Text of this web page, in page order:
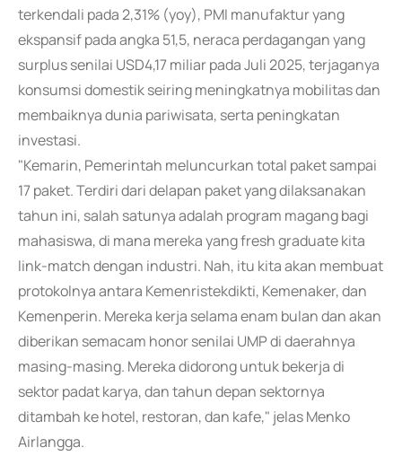
terkendali pada 2,31% (yoy), PMI manufaktur yang
ekspansif pada angka 51,5, neraca perdagangan yang
surplus senilai USD4,17 miliar pada Juli 2025, terjaganya
konsumsi domestik seiring meningkatnya mobilitas dan
membaiknya dunia pariwisata, serta peningkatan
investasi.
"Kemarin, Pemerintah meluncurkan total paket sampai
17 paket. Terdiri dari delapan paket yang dilaksanakan
tahun ini, salah satunya adalah program magang bagi
mahasiswa, di mana mereka yang fresh graduate kita
link-match dengan industri. Nah, itu kita akan membuat
protokolnya antara Kemenristekdikti, Kemenaker, dan
Kemenperin. Mereka kerja selama enam bulan dan akan
diberikan semacam honor senilai UMP di daerahnya
masing-masing. Mereka didorong untuk bekerja di
sektor padat karya, dan tahun depan sektornya
ditambah ke hotel, restoran, dan kafe," jelas Menko
Airlangga.